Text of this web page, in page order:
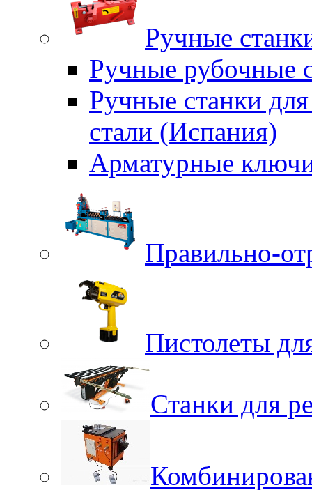
Ручные
Ручные рубочные
Ручные станки
стали (Испания)
Арматурные
Правильно-
Пистолеты
Станки для